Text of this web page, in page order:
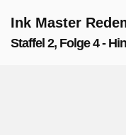
Ink Master
Staffel 2, Folge 4 -